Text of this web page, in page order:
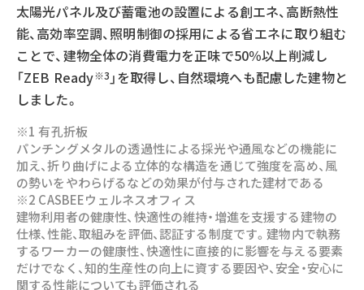
太陽光パネル及び蓄電池の設置による創エネ、高断熱性
能、高効率空調、照明制御の採用による省エネに取り組む
ことで、建物全体の消費電力を正味で50％以上削減し
「ZEB Ready※3 」を取得し、自然環境へも配慮した建物と
しました。
※1 有孔折板
パンチングメタルの透過性による採光や通風などの機能に
加え、折り曲げによる立体的な構造を通じて強度を高め、風
の勢いをやわらげるなどの効果が付与された建材である
※2 CASBEEウェルネスオフィス
建物利用者の健康性、快適性の維持・増進を支援する建物の
仕様、性能、取組みを評価、認証する制度です。建物内で執務
するワーカーの健康性、快適性に直接的に影響を与える要素
だけでなく、知的生産性の向上に資する要因や、安全・安心に
関する性能についても評価される